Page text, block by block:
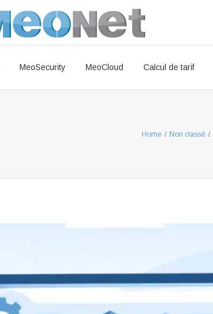
MeoSecurity MeoCloud Calcul de tarif
Home / Non classé /